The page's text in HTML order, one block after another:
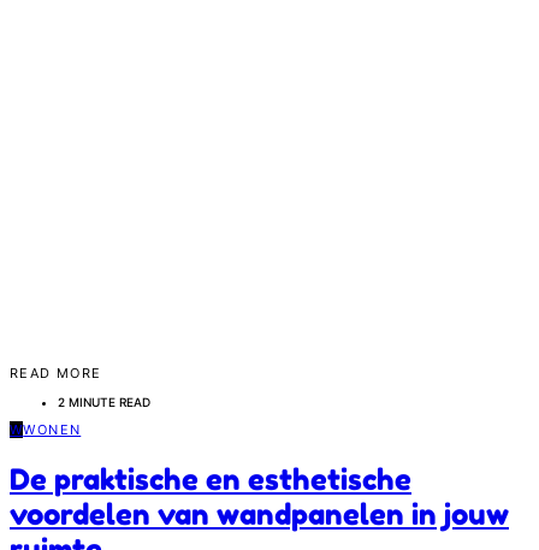
READ MORE
2 MINUTE READ
WWONEN
De praktische en esthetische
voordelen van wandpanelen in jouw